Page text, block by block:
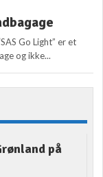
Go Light” er et
og ikke...
på